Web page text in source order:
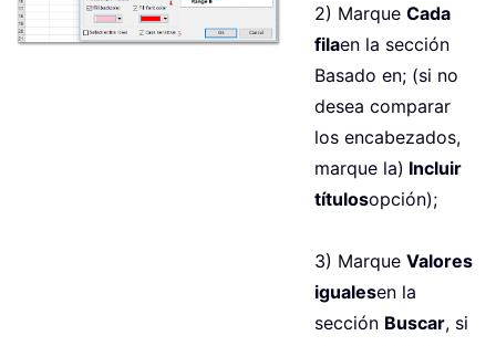
2) Marque Cada
filaen la sección
Basado en; (si no
desea comparar
los encabezados,
marque la) Incluir
títulosopción);
3) Marque Valores
igualesen la
sección Buscar, si